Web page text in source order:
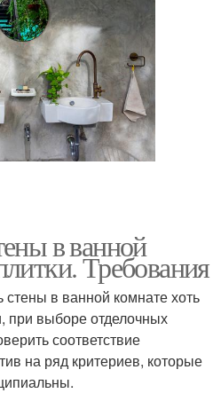
в ванной
Требования
в ванной комнате хоть
при выборе отделочных
соответствие
на ряд критериев, которые